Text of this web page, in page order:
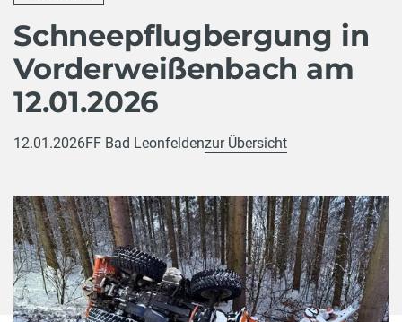
Schneepflugbergung in
Vorderweißenbach am
12.01.2026
12.01.2026FF Bad Leonfeldenzur Übersicht